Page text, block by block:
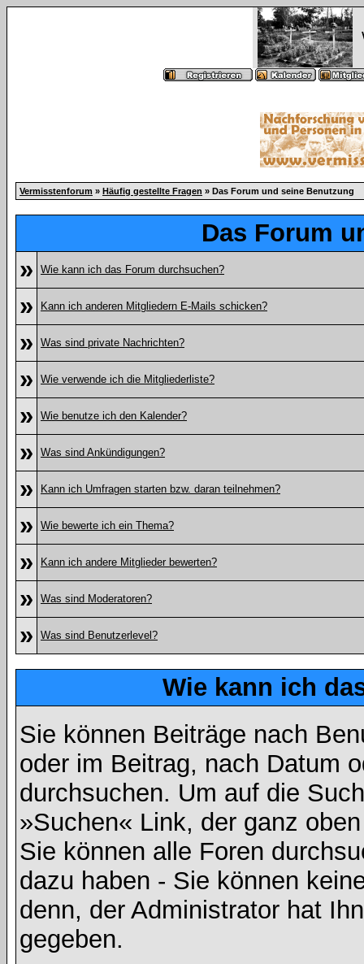
Vermisstenforum » Häufig gestellte Fragen » Das Forum und seine Benutzung
Das Forum
»
Wie kann ich das Forum durchsuchen?
» Kann ich anderen Mitgliedern E-Mails schicken?
» Was sind private Nachrichten?
» Wie verwende ich die Mitgliederliste?
» Wie benutze ich den Kalender?
» Was sind Ankündigungen?
» Kann ich Umfragen starten bzw. daran teilnehmen?
» Wie bewerte ich ein Thema?
» Kann ich andere Mitglieder bewerten?
» Was sind Moderatoren?
» Was sind Benutzerlevel?
Wie kann ich
Sie können Beiträge nach
oder im Beitrag, nach Datum
durchsuchen. Um auf die
»Suchen« Link, der ganz
Sie können alle Foren
dazu haben - Sie können
denn, der Administrator hat
gegeben.